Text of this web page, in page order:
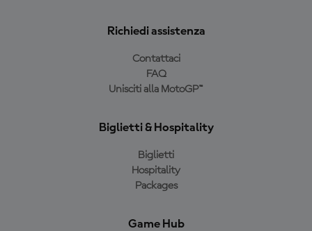
Richiedi assistenza
Contattaci
FAQ
Unisciti alla MotoGP™
Biglietti & Hospitality
Biglietti
Hospitality
Packages
Game Hub